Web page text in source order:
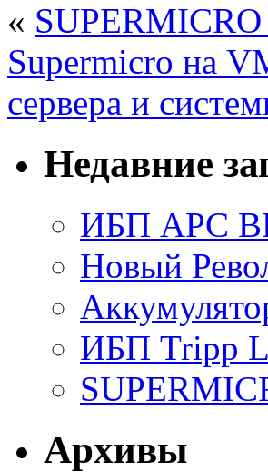
«
Supermicro на
сервера и
Недавние
ИБП APC
Новый
ИБП Tripp
Архивы